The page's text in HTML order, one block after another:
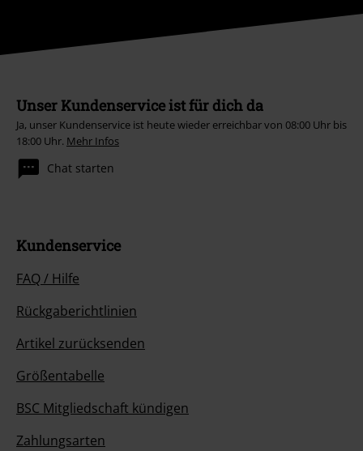
Unser Kundenservice ist für dich da
Ja, unser Kundenservice ist heute wieder erreichbar von 08:00 Uhr bis
18:00 Uhr. Mehr Infos
Chat starten
Kundenservice
FAQ / Hilfe
Rückgaberichtlinien
Artikel zurücksenden
Größentabelle
BSC Mitgliedschaft kündigen
Zahlungsarten